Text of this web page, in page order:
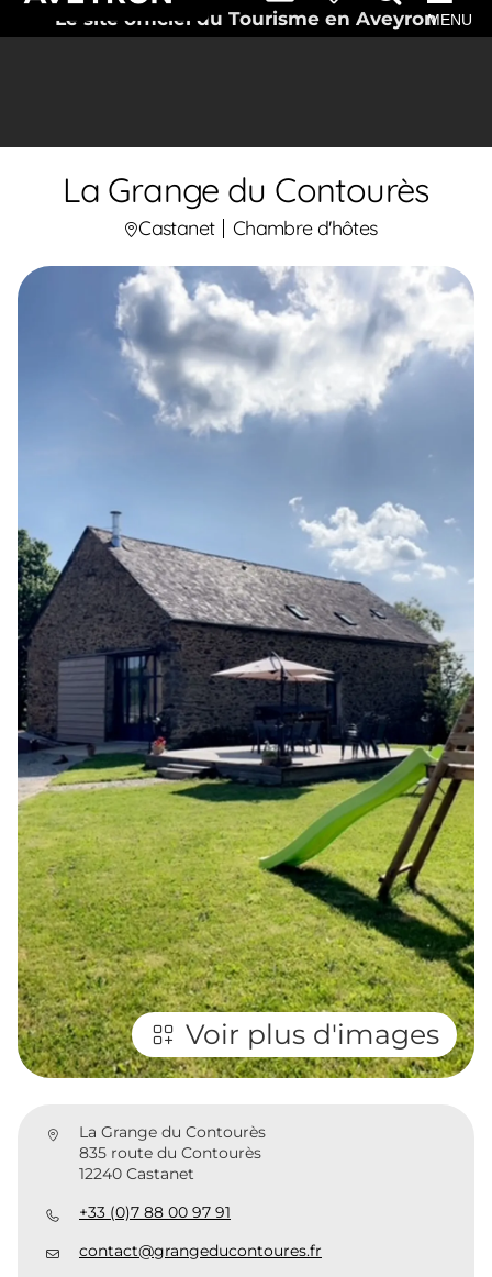
Le site officiel du Tourisme en AveyronMENU
La Grange du Contourès
Castanet Chambre d'hôtes
Voir plus d'images
La Grange du Contourès
835 route du Contourès
12240 Castanet
+33 (0)7 88 00 97 91
contact@grangeducontoures.fr